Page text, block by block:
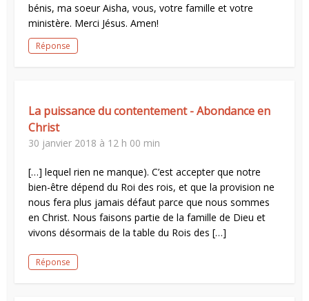
bénis, ma soeur Aisha, vous, votre famille et votre
ministère. Merci Jésus. Amen!
Réponse
La puissance du contentement - Abondance en
Christ
30 janvier 2018 à 12 h 00 min
[…] lequel rien ne manque). C’est accepter que notre
bien-être dépend du Roi des rois, et que la provision ne
nous fera plus jamais défaut parce que nous sommes
en Christ. Nous faisons partie de la famille de Dieu et
vivons désormais de la table du Rois des […]
Réponse